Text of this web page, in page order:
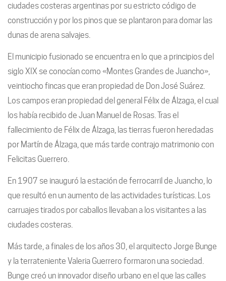
ciudades costeras argentinas por su estricto código de
construcción y por los pinos que se plantaron para domar las
dunas de arena salvajes.
El municipio fusionado se encuentra en lo que a principios del
siglo XIX se conocían como «Montes Grandes de Juancho»,
veintiocho fincas que eran propiedad de Don José Suárez.
Los campos eran propiedad del general Félix de Álzaga, el cual
los había recibido de Juan Manuel de Rosas. Tras el
fallecimiento de Félix de Álzaga, las tierras fueron heredadas
por Martín de Álzaga, que más tarde contrajo matrimonio con
Felicitas Guerrero.
En 1907 se inauguró la estación de ferrocarril de Juancho, lo
que resultó en un aumento de las actividades turísticas. Los
carruajes tirados por caballos llevaban a los visitantes a las
ciudades costeras.
Más tarde, a finales de los años 30, el arquitecto Jorge Bunge
y la terrateniente Valeria Guerrero formaron una sociedad.
Bunge creó un innovador diseño urbano en el que las calles